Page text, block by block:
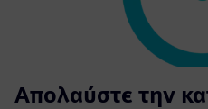
Απολαύστε την